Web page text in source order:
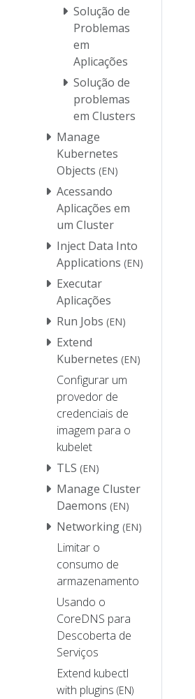
Solução de
Problemas
em
Aplicações
Solução de
problemas
em Clusters
Manage
Kubernetes
Objects (EN)
Acessando
Aplicações em
um Cluster
Inject Data Into
Applications (EN)
Executar
Aplicações
Run Jobs (EN)
Extend
Kubernetes (EN)
Configurar um
provedor de
credenciais de
imagem para o
kubelet
TLS (EN)
Manage Cluster
Daemons (EN)
Networking (EN)
Limitar o
consumo de
armazenamento
Usando o
CoreDNS para
Descoberta de
Serviços
Extend kubectl
with plugins (EN)